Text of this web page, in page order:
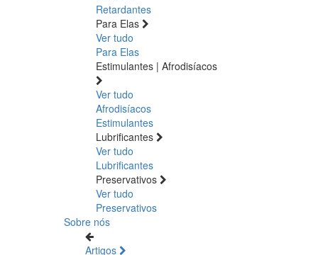
Retardantes
Para Elas
Ver tudo
Para Elas
Estimulantes | Afrodisíacos
Ver tudo
Afrodisíacos
Estimulantes
Lubrificantes
Ver tudo
Lubrificantes
Preservativos
Ver tudo
Preservativos
Sobre nós
Artigos